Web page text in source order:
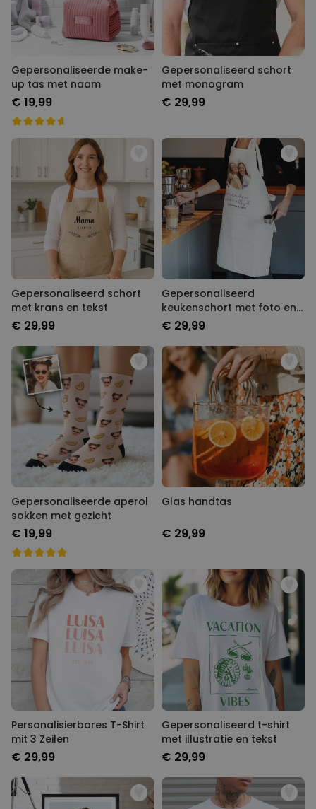
Gepersonaliseerde make-
up tas met naam
€ 19,99
Gepersonaliseerd schort
met monogram
€ 29,99
Gepersonaliseerd schort
met krans en tekst
€ 29,99
Gepersonaliseerd
keukenschort met foto en
tekst
€ 29,99
Gepersonaliseerde aperol
sokken met gezicht
€ 19,99
Glas handtas
€ 29,99
Personalisierbares T-Shirt
mit 3 Zeilen
€ 29,99
Gepersonaliseerd t-shirt
met illustratie en tekst
€ 29,99